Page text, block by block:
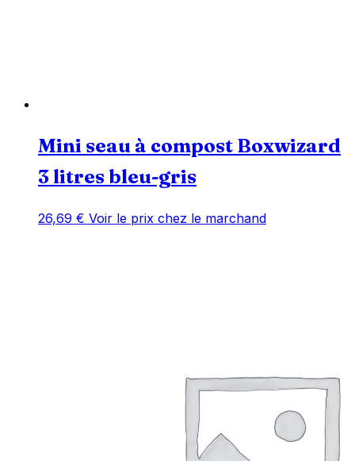
Mini seau à compost Boxwizard
3 litres bleu-gris
26,69 € Voir le prix chez le marchand